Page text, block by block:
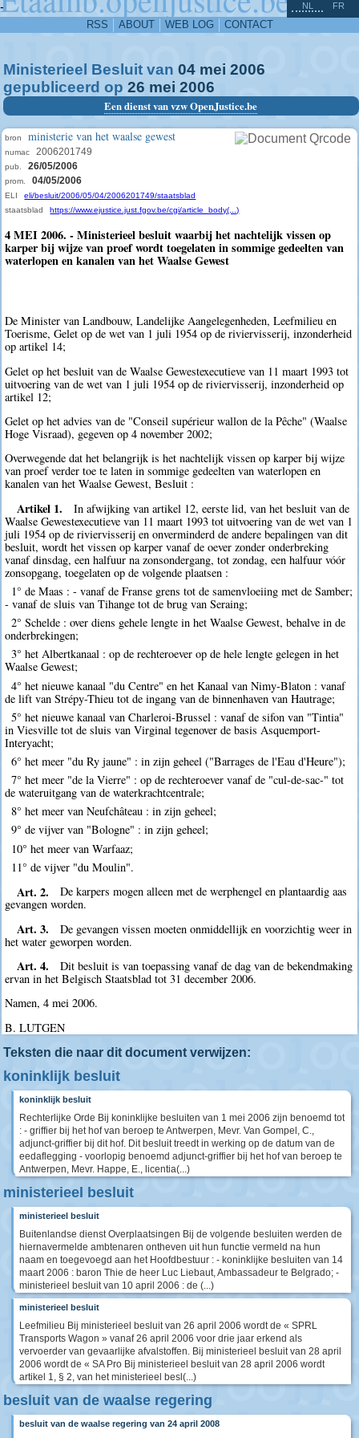
-
RSS ABOUT WEB LOG CONTACT
NL FR
Ministerieel Besluit van 04 mei 2006
gepubliceerd op 26 mei 2006
Een dienst van vzw OpenJustice.be
bron ministerie van het waalse gewest
numac 2006201749
pub. 26/05/2006
prom. 04/05/2006
ELI
eli/besluit/2006/05/04/2006201749/staatsblad
staatsblad
https://www.ejustice.just.fgov.be/cgi/article_body(...)
4 MEI 2006. - Ministerieel besluit waarbij het nachtelijk vissen op
karper bij wijze van proef wordt toegelaten in sommige gedeelten van
waterlopen en kanalen van het Waalse Gewest
De Minister van Landbouw, Landelijke Aangelegenheden, Leefmilieu en
Toerisme, Gelet op de wet van 1 juli 1954 op de riviervisserij, inzonderheid
op artikel 14;
Gelet op het besluit van de Waalse Gewestexecutieve van 11 maart 1993 tot
uitvoering van de wet van 1 juli 1954 op de riviervisserij, inzonderheid op
artikel 12;
Gelet op het advies van de "Conseil supérieur wallon de la Pêche" (Waalse
Hoge Visraad), gegeven op 4 november 2002;
Overwegende dat het belangrijk is het nachtelijk vissen op karper bij wijze
van proef verder toe te laten in sommige gedeelten van waterlopen en
kanalen van het Waalse Gewest, Besluit :
Artikel 1.
In afwijking van artikel 12, eerste lid, van het besluit van de
Waalse Gewestexecutieve van 11 maart 1993 tot uitvoering van de wet van 1
juli 1954 op de riviervisserij en onverminderd de andere bepalingen van dit
besluit, wordt het vissen op karper vanaf de oever zonder onderbreking
vanaf dinsdag, een halfuur na zonsondergang, tot zondag, een halfuur vóór
zonsopgang, toegelaten op de volgende plaatsen :
1° de Maas : - vanaf de Franse grens tot de samenvloeiing met de Samber;
- vanaf de sluis van Tihange tot de brug van Seraing;
2° Schelde : over diens gehele lengte in het Waalse Gewest, behalve in de
onderbrekingen;
3° het Albertkanaal : op de rechteroever op de hele lengte gelegen in het
Waalse Gewest;
4° het nieuwe kanaal "du Centre" en het Kanaal van Nimy-Blaton : vanaf
de lift van Strépy-Thieu tot de ingang van de binnenhaven van Hautrage;
5° het nieuwe kanaal van Charleroi-Brussel : vanaf de sifon van "Tintia"
in Viesville tot de sluis van Virginal tegenover de basis Asquemport-
Interyacht;
6° het meer "du Ry jaune" : in zijn geheel ("Barrages de l'Eau d'Heure");
7° het meer "de la Vierre" : op de rechteroever vanaf de "cul-de-sac-" tot
de wateruitgang van de waterkrachtcentrale;
8° het meer van Neufchâteau : in zijn geheel;
9° de vijver van "Bologne" : in zijn geheel;
10° het meer van Warfaaz;
11° de vijver "du Moulin".
Art. 2.
De karpers mogen alleen met de werphengel en plantaardig aas
gevangen worden.
Art. 3.
De gevangen vissen moeten onmiddellijk en voorzichtig weer in
het water geworpen worden.
Art. 4.
Dit besluit is van toepassing vanaf de dag van de bekendmaking
ervan in het Belgisch Staatsblad tot 31 december 2006.
Namen, 4 mei 2006.
B. LUTGEN
Teksten die naar dit document verwijzen:
koninklijk besluit
koninklijk besluit
Rechterlijke Orde Bij koninklijke besluiten van 1 mei 2006 zijn benoemd tot
: - griffier bij het hof van beroep te Antwerpen, Mevr. Van Gompel, C.,
adjunct-griffier bij dit hof. Dit besluit treedt in werking op de datum van de
eedaflegging - voorlopig benoemd adjunct-griffier bij het hof van beroep te
Antwerpen, Mevr. Happe, E., licentia(...)
ministerieel besluit
ministerieel besluit
Buitenlandse dienst Overplaatsingen Bij de volgende besluiten werden de
hiernavermelde ambtenaren ontheven uit hun functie vermeld na hun
naam en toegevoegd aan het Hoofdbestuur : - koninklijke besluiten van 14
maart 2006 : baron Thie de heer Luc Liebaut, Ambassadeur te Belgrado; -
ministerieel besluit van 10 april 2006 : de (...)
ministerieel besluit
Leefmilieu Bij ministerieel besluit van 26 april 2006 wordt de « SPRL
Transports Wagon » vanaf 26 april 2006 voor drie jaar erkend als
vervoerder van gevaarlijke afvalstoffen. Bij ministerieel besluit van 28 april
2006 wordt de « SA Pro Bij ministerieel besluit van 28 april 2006 wordt
artikel 1, § 2, van het ministerieel besl(...)
besluit van de waalse regering
besluit van de waalse regering van 24 april 2008
^